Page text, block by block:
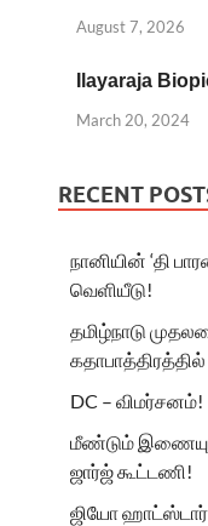
August 7, 2026
Ilayaraja
March 20, 2024
RECENT
நானியின் ‘தி
வெளியீடு!
தமிழ்நாடு
DC – விமர்சனம்!
மீண்டும்
ஜார்ஜ் கூட்டணி!
ஜியோ ஹாட்ஸ்டார்